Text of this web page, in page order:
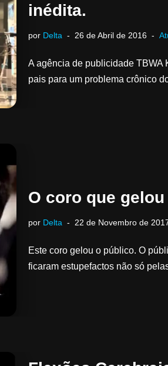
inédita.
por Delta 26 de Abril de 2016
A agência de publicidade TBWA
pais para um problema crônico
O coro que
por Delta 22 de Novembro de
Este coro gelou o público. O
ficaram estupefactos não só